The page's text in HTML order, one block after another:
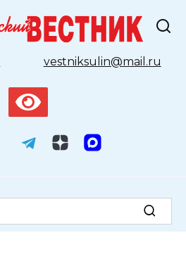
vestniksulin@mail.ru